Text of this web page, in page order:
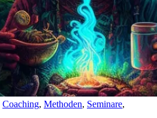
Coaching, Methoden, Seminare,